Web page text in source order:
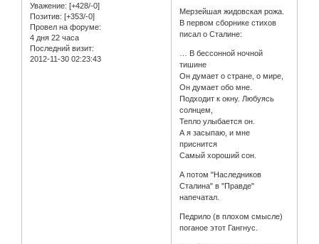
Уважение: [+428/-0]
Позитив: [+353/-0]
Провел на форуме:
4 дня 22 часа
Последний визит:
2012-11-30 02:23:43
Мерзейшая жидовская рожа.
В первом сборнике стихов
писал о Сталине:
… В бессонной ночной
тишине
Он думает о стране, о мире,
Он думает обо мне.
Подходит к окну. Любуясь
солнцем,
Тепло улыбается он.
А я засыпаю, и мне
приснится
Самый хороший сон.
А потом "Наследников
Сталина" в "Правде"
напечатал.
Педрило (в плохом смысле)
поганое этот Гангнус.